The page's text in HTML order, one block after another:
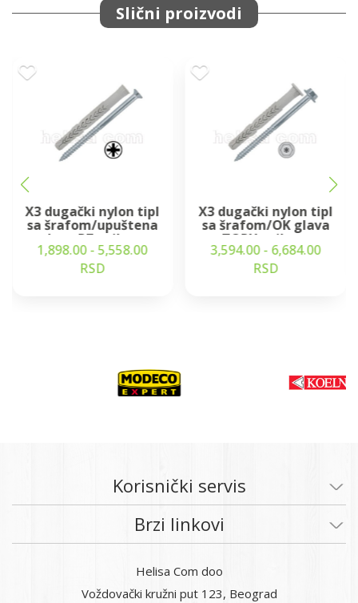
Slični proizvodi
X3 dugački nylon tipl
sa šrafom/upuštena
glava PZ-prihvat
1,898.00 - 5,558.00
RSD
X3 dugački nylon tipl
sa šrafom/OK glava
TORX-prihvat
3,594.00 - 6,684.00
RSD
Korisnički servis
Brzi linkovi
Helisa Com doo
Voždovački kružni put 123, Beograd